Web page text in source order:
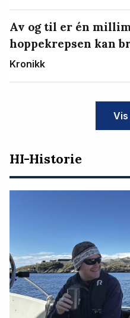
Av og til er én
hoppekrepsen kan
Kronikk
HI-Historie